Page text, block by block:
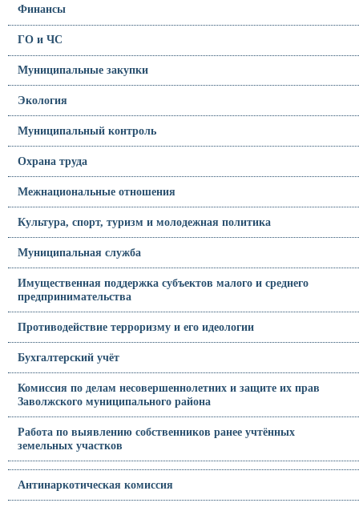
Финансы
ГО и ЧС
Муниципальные закупки
Экология
Муниципальный контроль
Охрана труда
Межнациональные отношения
Культура, спорт, туризм и молодежная политика
Муниципальная служба
Имущественная поддержка субъектов малого и среднего
предпринимательства
Противодействие терроризму и его идеологии
Бухгалтерский учёт
Комиссия по делам несовершеннолетних и защите их прав
Заволжского муниципального района
Работа по выявлению собственников ранее учтённых
земельных участков
Антинаркотическая комиссия